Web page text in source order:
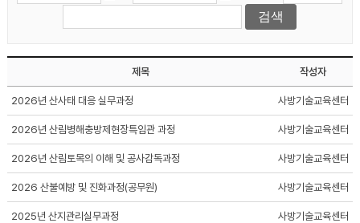
제목 작성자
2026년 산사태 대응 실무과정 사방기술교육센터
2026년 산림병해충방제현장특임관 과정 사방기술교육센터
2026년 산림토목의 이해 및 공사감독과정 사방기술교육센터
2026 산불예방 및 진화과정(공무원) 사방기술교육센터
2025년 산지관리실무과정 사방기술교육센터